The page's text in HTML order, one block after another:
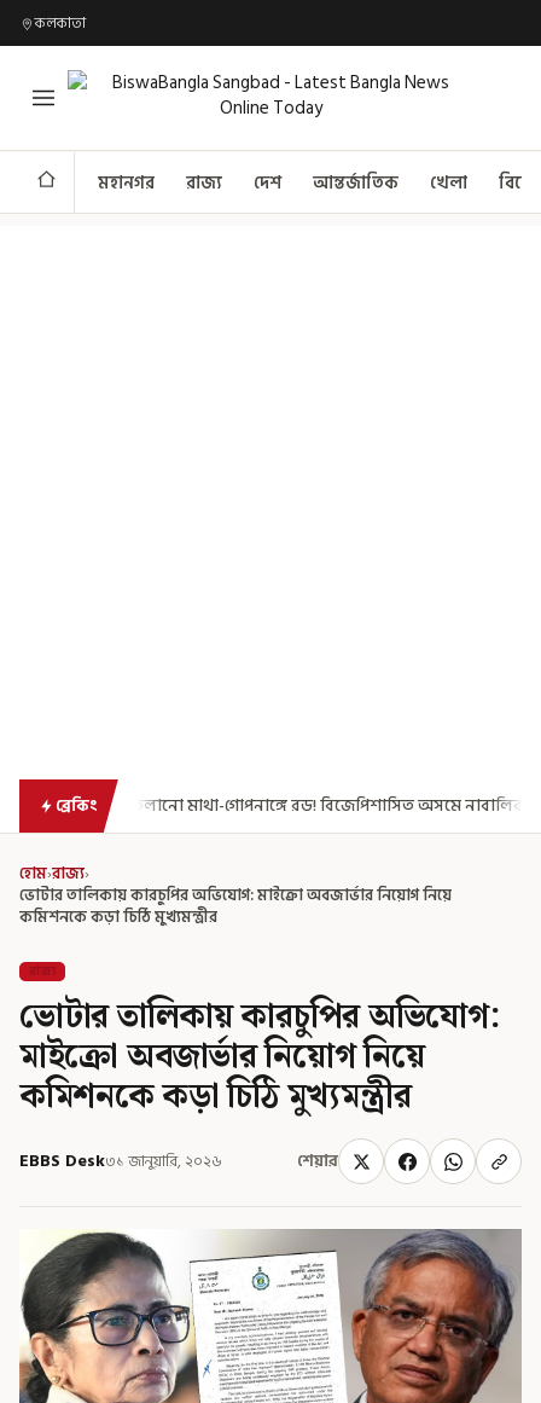
কলকাতা
মহানগর রাজ্য দেশ আন্তর্জাতিক খেলা
ব্রেকিং
অসমে নাবালিকার নৃশংস পরিণতি ব্রড পর্বতশৃঙ্গে তুষারধসে
হোম›রাজ্য›
ভোটার তালিকায় কারচুপির অভিযোগ: মাইক্রো অবজার্ভার নিয়োগ নিয়ে
কমিশনকে কড়া চিঠি মুখ্যমন্ত্রীর
রাজ্য
ভোটার তালিকায় কারচুপির অভিযোগ:
মাইক্রো অবজার্ভার নিয়োগ নিয়ে
কমিশনকে কড়া চিঠি মুখ্যমন্ত্রীর
EBBS Desk৩১ জানুয়ারি, ২০২৬ শেয়ার